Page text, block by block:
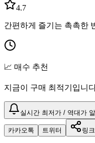
4.7
간편하게 즐기는 촉촉한
📈 매수 추천
지금이 구매 최적기입니
실시간 최저가 / 역대가
카카오톡 트위터 링